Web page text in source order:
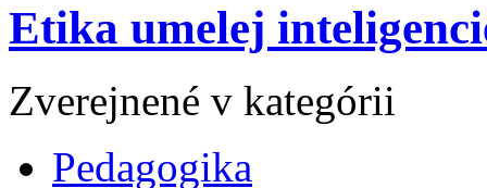
Etika umelej
Zverejnené v kategórii
Pedagogika